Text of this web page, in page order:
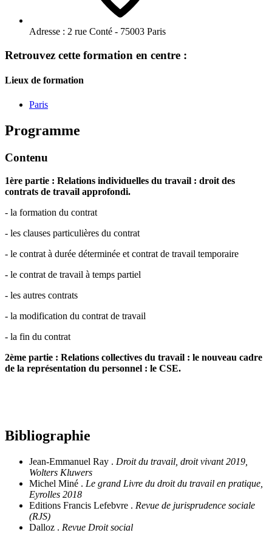
Adresse : 2 rue Conté - 75003 Paris
Retrouvez cette formation en centre :
Lieux de formation
Paris
Programme
Contenu
1ère partie : Relations individuelles du travail : droit des
contrats de travail approfondi.
- la formation du contrat
- les clauses particulières du contrat
- le contrat à durée déterminée et contrat de travail temporaire
- le contrat de travail à temps partiel
- les autres contrats
- la modification du contrat de travail
- la fin du contrat
2ème partie : Relations collectives du travail : le nouveau cadre
de la représentation du personnel : le CSE.
Bibliographie
Jean-Emmanuel Ray . Droit du travail, droit vivant 2019,
Wolters Kluwers
Michel Miné . Le grand Livre du droit du travail en pratique,
Eyrolles 2018
Editions Francis Lefebvre . Revue de jurisprudence sociale
(RJS)
Dalloz . Revue Droit social